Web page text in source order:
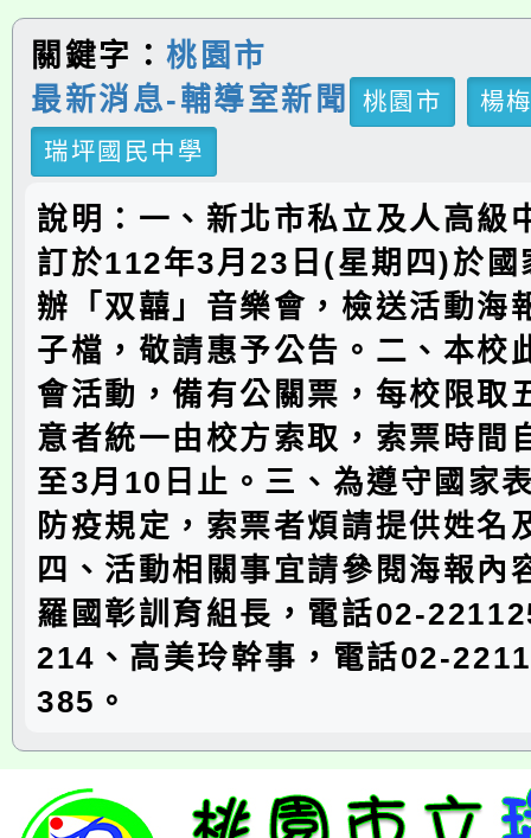
關鍵字：桃園市
最新消息-輔導室新聞
桃園市
楊
瑞坪國民中學
說明：一、新北市私立及人高級
訂於112年3月23日(星期四)於國
辦「双囍」音樂會，檢送活動海
子檔，敬請惠予公告。二、本校
會活動，備有公關票，每校限取
意者統一由校方索取，索票時間
至3月10日止。三、為遵守國家
防疫規定，索票者煩請提供姓名
四、活動相關事宜請參閱海報內
羅國彰訓育組長，電話02-
214、高美玲幹事，電話02-
385。